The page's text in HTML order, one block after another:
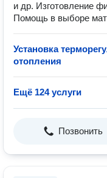
и др. Изготовление
Помощь в выборе
Установка
отопления
Ещё 124 услуги
Позвонить